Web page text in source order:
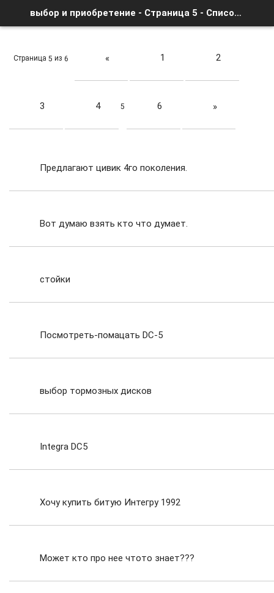
выбор и приобретение - Страница 5 - Список форумов
Страница 5 из 6 « 1 2
3 4 5 6 »
Предлагают цивик 4го поколения.
Вот думаю взять кто что думает.
стойки
Посмотреть-помацать DC-5
выбор тормозных дисков
Integra DC5
Хочу купить битую Интегру 1992
Может кто про нее чтото знает???